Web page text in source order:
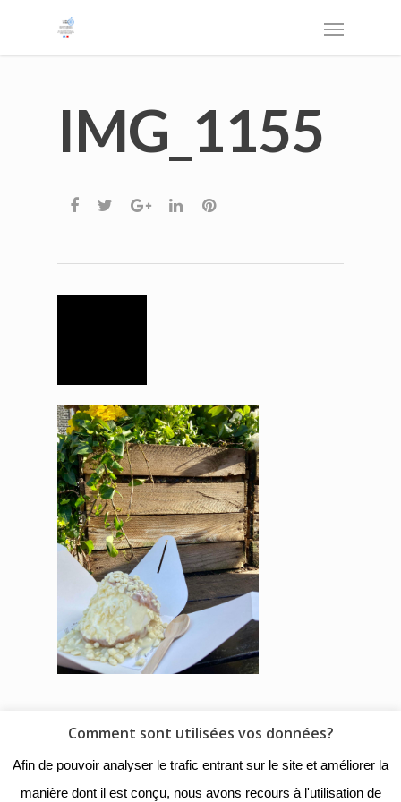
IMG_1155
© 2018 - Collège Henri de
Navarre |Mentions légales|
Comment sont utilisées vos données?
Afin de pouvoir analyser le trafic entrant sur le site et améliorer la
manière dont il est conçu, nous avons recours à l'utilisation de